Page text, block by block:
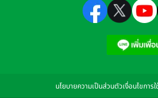
นโยบายความเป็นส่วนตัวเงื่อนไขการ